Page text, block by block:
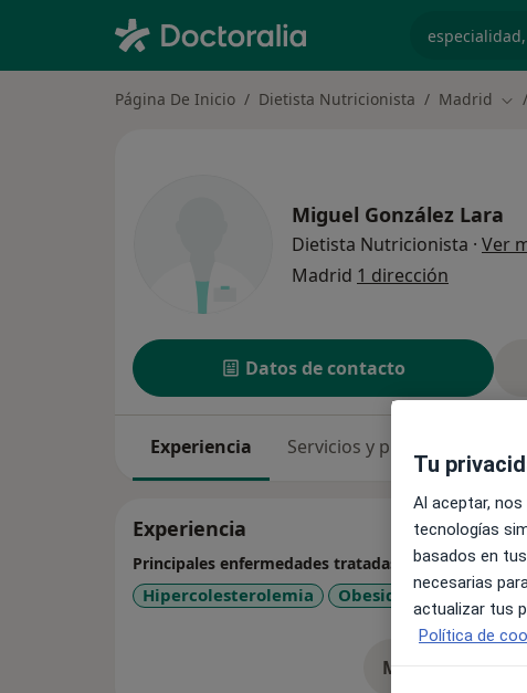
Página De Inicio Dietista Nutricionista Madrid
Miguel González Lara
Dietista Nutricionista · Ver
Madrid 1 dirección
Datos de contacto
Experiencia Servicios y precios
Experiencia
Principales enfermedades tratadas
Hipercolesterolemia Obesidad Diabetes
Mostrar más
Tu
Al aceptar,
tecnologías
basados en
necesarias
actualizar tus
Política de